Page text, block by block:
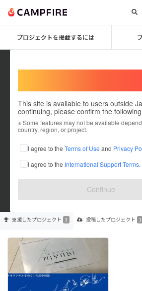
プロジェクトを掲載するには
This site is available to users outside
continuing, please confirm the
※ Some features may not be available
country, region, or project.
I agree to the Terms of Use and Privacy
I agree to the International Support Terms.
Continue
Mizushimayae
これまでに3回支援して1件のプロジェクト
在住国：未設定
出身国：未設定
支援したプロジェクト 3 投稿したプロジェクト 1